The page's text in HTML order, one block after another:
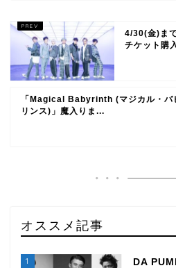
4/30(金)ま
チケット購
「Magical Babyrinth (マジカル・バ
リンス)」魔入りま...
オススメ記事
1
DA